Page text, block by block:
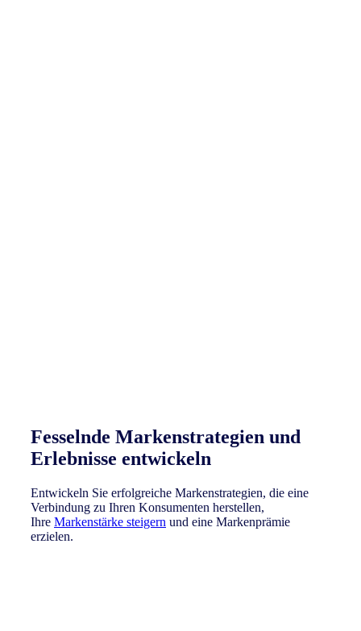
Fesselnde Markenstrategien und
Erlebnisse entwickeln
Entwickeln Sie erfolgreiche Markenstrategien, die eine
Verbindung zu Ihren Konsumenten herstellen,
Ihre Markenstärke steigern und eine Markenprämie
erzielen.